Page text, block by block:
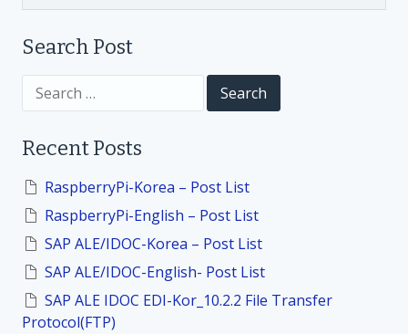
i
o
n
Search Post
c
o
Recent Posts
RaspberryPi-Korea – Post List
RaspberryPi-English – Post List
SAP ALE/IDOC-Korea – Post List
SAP ALE/IDOC-English- Post List
SAP ALE IDOC EDI-Kor_10.2.2 File Transfer
Protocol(FTP)